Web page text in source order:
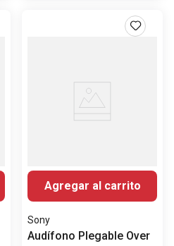
Agregar al carrito
Sony
Audífono Plegable Over